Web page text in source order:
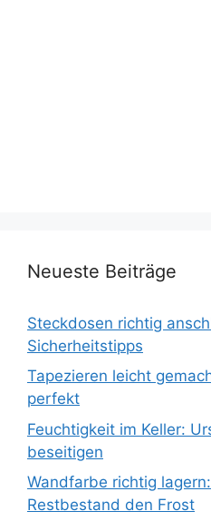
Neueste Beiträge
Steckdosen richtig
Sicherheitstipps
Tapezieren leicht
perfekt
Feuchtigkeit im Keller:
beseitigen
Wandfarbe richtig
Restbestand den Frost